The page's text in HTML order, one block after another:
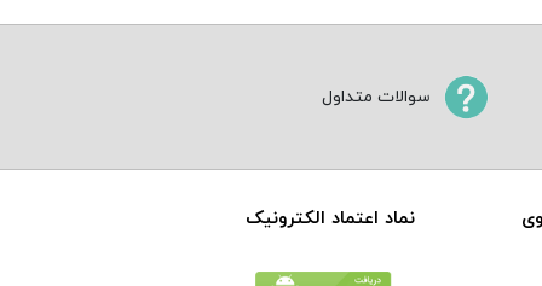
سوالات متداول
نماد اعتماد الکترونیک